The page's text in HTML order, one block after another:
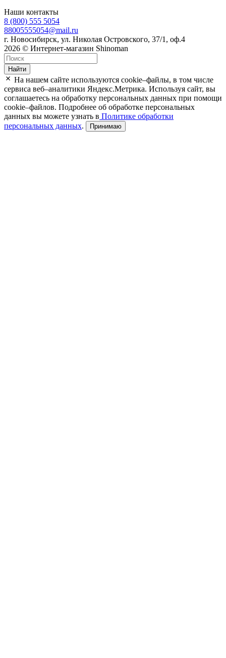
Наши контакты
8 (800) 555 5054
88005555054@mail.ru
г. Новосибирск, ул. Николая Островского, 37/1, оф.4
2026 © Интернет-магазин Shinoman
Найти
На нашем сайте используются cookie–файлы, в том числе
сервиса веб–аналитики Яндекс.Метрика. Используя сайт, вы
соглашаетесь на обработку персональных данных при помощи
cookie–файлов. Подробнее об обработке персональных
данных вы можете узнать в Политике обработки
персональных данных. Принимаю